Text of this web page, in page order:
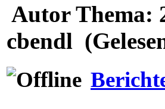
AutorThema:
cbendl